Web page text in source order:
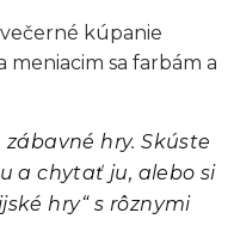
kúpanie
sa farbám a
hry. Skúste
a chytať ju, alebo si
hry“ s rôznymi